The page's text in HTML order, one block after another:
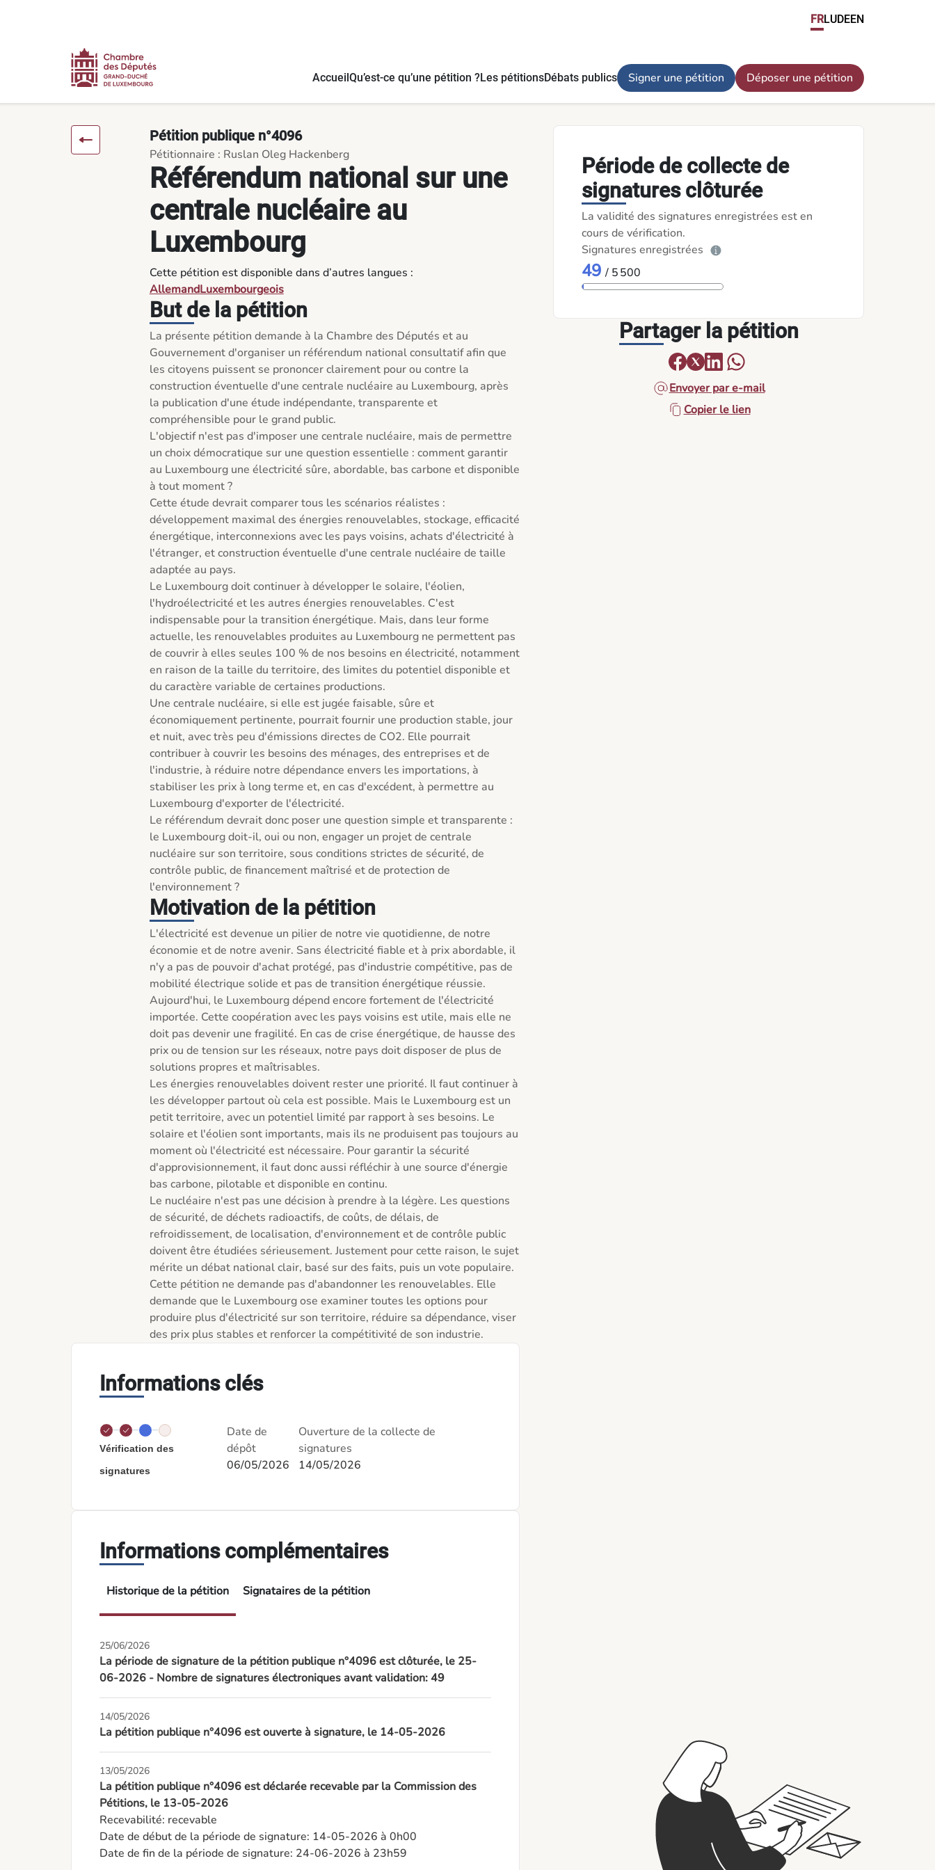
FRLUDEEN
AccueilQu’est-ce qu’une pétition ?Les pétitionsDébats publics Signer une pétition Déposer une pétition
Référendum national sur une
centrale nucléaire au
Luxembourg
Pétition publique n°4096
Pétitionnaire : Ruslan Oleg Hackenberg
Cette pétition est disponible dans d’autres langues :
AllemandLuxembourgeois
But de la pétition
La présente pétition demande à la Chambre des Députés et au
Gouvernement d'organiser un référendum national consultatif afin que
les citoyens puissent se prononcer clairement pour ou contre la
construction éventuelle d'une centrale nucléaire au Luxembourg, après
la publication d'une étude indépendante, transparente et
compréhensible pour le grand public.
L'objectif n'est pas d'imposer une centrale nucléaire, mais de permettre
un choix démocratique sur une question essentielle : comment garantir
au Luxembourg une électricité sûre, abordable, bas carbone et disponible
à tout moment ?
Cette étude devrait comparer tous les scénarios réalistes :
développement maximal des énergies renouvelables, stockage, efficacité
énergétique, interconnexions avec les pays voisins, achats d'électricité à
l'étranger, et construction éventuelle d'une centrale nucléaire de taille
adaptée au pays.
Le Luxembourg doit continuer à développer le solaire, l'éolien,
l'hydroélectricité et les autres énergies renouvelables. C'est
indispensable pour la transition énergétique. Mais, dans leur forme
actuelle, les renouvelables produites au Luxembourg ne permettent pas
de couvrir à elles seules 100 % de nos besoins en électricité, notamment
en raison de la taille du territoire, des limites du potentiel disponible et
du caractère variable de certaines productions.
Une centrale nucléaire, si elle est jugée faisable, sûre et
économiquement pertinente, pourrait fournir une production stable, jour
et nuit, avec très peu d'émissions directes de CO2. Elle pourrait
contribuer à couvrir les besoins des ménages, des entreprises et de
l'industrie, à réduire notre dépendance envers les importations, à
stabiliser les prix à long terme et, en cas d'excédent, à permettre au
Luxembourg d'exporter de l'électricité.
Le référendum devrait donc poser une question simple et transparente :
le Luxembourg doit-il, oui ou non, engager un projet de centrale
nucléaire sur son territoire, sous conditions strictes de sécurité, de
contrôle public, de financement maîtrisé et de protection de
l'environnement ?
Motivation de la pétition
L'électricité est devenue un pilier de notre vie quotidienne, de notre
économie et de notre avenir. Sans électricité fiable et à prix abordable, il
n'y a pas de pouvoir d'achat protégé, pas d'industrie compétitive, pas de
mobilité électrique solide et pas de transition énergétique réussie.
Aujourd'hui, le Luxembourg dépend encore fortement de l'électricité
importée. Cette coopération avec les pays voisins est utile, mais elle ne
doit pas devenir une fragilité. En cas de crise énergétique, de hausse des
prix ou de tension sur les réseaux, notre pays doit disposer de plus de
solutions propres et maîtrisables.
Les énergies renouvelables doivent rester une priorité. Il faut continuer à
les développer partout où cela est possible. Mais le Luxembourg est un
petit territoire, avec un potentiel limité par rapport à ses besoins. Le
solaire et l'éolien sont importants, mais ils ne produisent pas toujours au
moment où l'électricité est nécessaire. Pour garantir la sécurité
d'approvisionnement, il faut donc aussi réfléchir à une source d'énergie
bas carbone, pilotable et disponible en continu.
Le nucléaire n'est pas une décision à prendre à la légère. Les questions
de sécurité, de déchets radioactifs, de coûts, de délais, de
refroidissement, de localisation, d'environnement et de contrôle public
doivent être étudiées sérieusement. Justement pour cette raison, le sujet
mérite un débat national clair, basé sur des faits, puis un vote populaire.
Cette pétition ne demande pas d'abandonner les renouvelables. Elle
demande que le Luxembourg ose examiner toutes les options pour
produire plus d'électricité sur son territoire, réduire sa dépendance, viser
des prix plus stables et renforcer la compétitivité de son industrie.
Informations clés
Vérification des
signatures
Date de
dépôt
06/05/2026
Ouverture de la collecte de
signatures
14/05/2026
Informations complémentaires
Historique de la pétition Signataires de la pétition
25/06/2026
La période de signature de la pétition publique n°4096 est clôturée, le 25-
06-2026 - Nombre de signatures électroniques avant validation: 49
14/05/2026
La pétition publique n°4096 est ouverte à signature, le 14-05-2026
13/05/2026
La pétition publique n°4096 est déclarée recevable par la Commission des
Pétitions, le 13-05-2026
Recevabilité: recevable
Date de début de la période de signature: 14-05-2026 à 0h00
Date de fin de la période de signature: 24-06-2026 à 23h59
Période de collecte de
signatures clôturée
La validité des signatures enregistrées est en
cours de vérification.
Signatures enregistrées
49 / 5 500
Partager la pétition
Envoyer par e-mail
Copier le lien